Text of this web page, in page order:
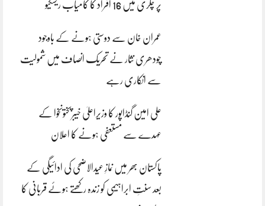
پر چکری میں 16 افراد کا کامیاب ریسکیو
عمران خان سے دوستی ہونے کے باوجود
چودھری نثار نے تحریک انصاف میں شمولیت
سے انکاری رہے
علی امین گنڈاپور کا وزیراعلیٰ خیبرپختونخوا کے
عہدے سے مستعفی ہونے کا اعلان
پاکستان بھر میں نمازِ عیدالاضحی کی ادائیگی کے
بعد سنتِ ابراہیمی کو زندہ رکھتے ہوئے قربانی کا